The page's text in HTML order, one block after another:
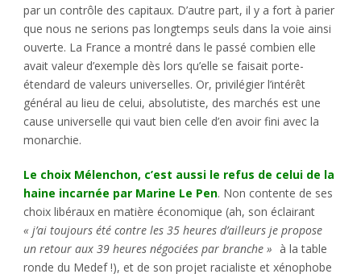
par un contrôle des capitaux. D’autre part, il y a fort à parier
que nous ne serions pas longtemps seuls dans la voie ainsi
ouverte. La France a montré dans le passé combien elle
avait valeur d’exemple dès lors qu’elle se faisait porte-
étendard de valeurs universelles. Or, privilégier l’intérêt
général au lieu de celui, absolutiste, des marchés est une
cause universelle qui vaut bien celle d’en avoir fini avec la
monarchie.
Le choix Mélenchon, c’est aussi le refus de celui de la
haine incarnée par Marine Le Pen. Non contente de ses
choix libéraux en matière économique (ah, son éclairant
« j’ai toujours été contre les 35 heures d’ailleurs je propose
un retour aux 39 heures négociées par branche » à la table
ronde du Medef !), et de son projet racialiste et xénophobe